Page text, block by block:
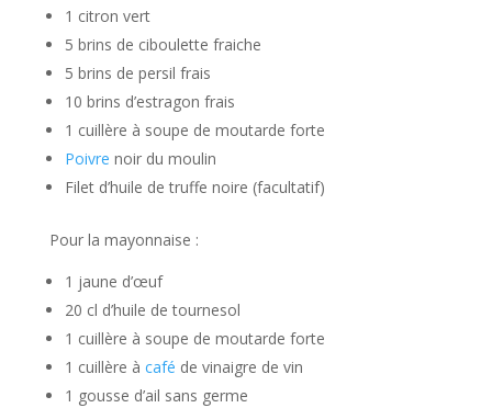
1 citron vert
5 brins de ciboulette fraiche
5 brins de persil frais
10 brins d’estragon frais
1 cuillère à soupe de moutarde forte
Poivre noir du moulin
Filet d’huile de truffe noire (facultatif)
Pour la mayonnaise :
1 jaune d’œuf
20 cl d’huile de tournesol
1 cuillère à soupe de moutarde forte
1 cuillère à café de vinaigre de vin
1 gousse d’ail sans germe